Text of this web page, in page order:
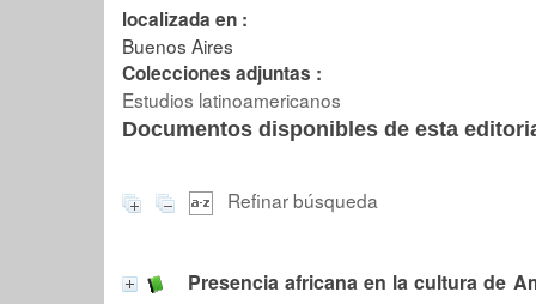
localizada en :
Buenos Aires
Colecciones adjuntas :
Estudios latinoamericanos
Documentos disponibles de esta
Refinar búsqueda
Presencia africana en la cultura de